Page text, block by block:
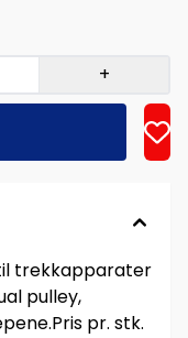
+
trekkapparater
pulley,
pr. stk.